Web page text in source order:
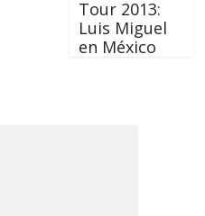
Tour 2013:
Luis Miguel
en México